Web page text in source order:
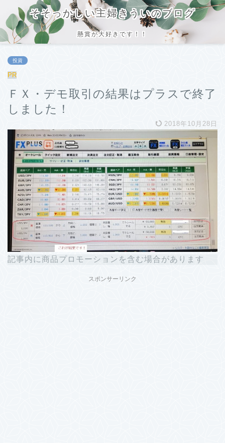
そそっかしい主婦きういのブログ
懸賞が大好きです！！
投資
PR
ＦＸ・デモ取引の結果はプラスで終了
しました！
2018年10月28日
記事内に商品プロモーションを含む場合があります
スポンサーリンク